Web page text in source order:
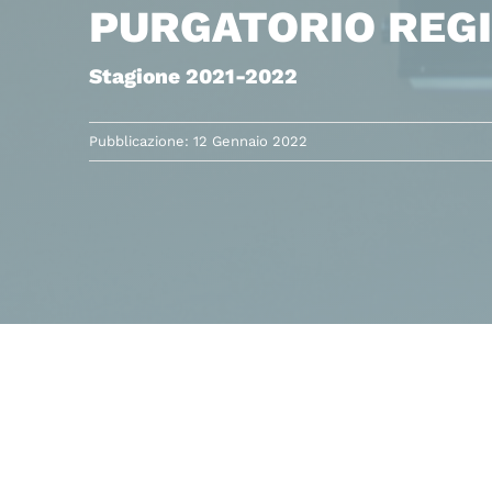
PURGATORIO
Stagione 2021-2022
Pubblicazione: 12 Gennaio 2022